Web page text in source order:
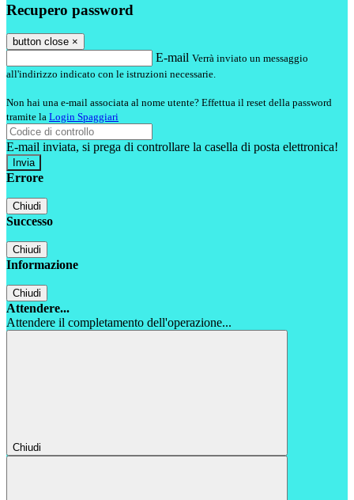
Recupero password
button close ×
E-mail Verrà inviato un messaggio
all'indirizzo indicato con le istruzioni necessarie.
Non hai una e-mail associata al nome utente? Effettua il reset della password
tramite la Login Spaggiari
E-mail inviata, si prega di controllare la casella di posta elettronica!
Errore
Chiudi
Successo
Chiudi
Informazione
Chiudi
Attendere...
Attendere il completamento dell'operazione...
Chiudi